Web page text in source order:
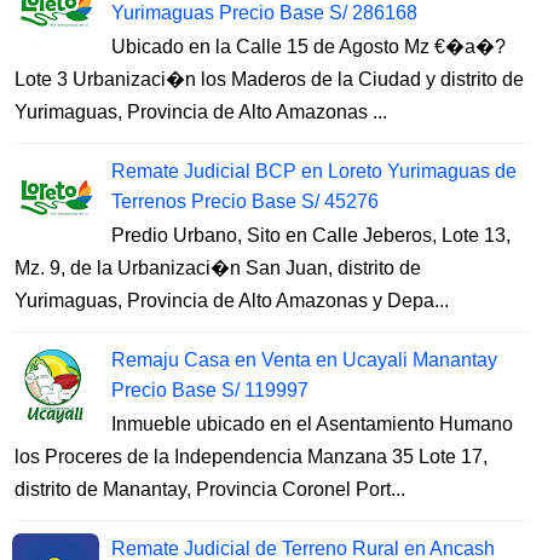
Yurimaguas Precio Base S/ 286168
Ubicado en la Calle 15 de Agosto Mz €�a�?
Lote 3 Urbanizaci�n los Maderos de la Ciudad y distrito de
Yurimaguas, Provincia de Alto Amazonas ...
Remate Judicial BCP en Loreto Yurimaguas de
Terrenos Precio Base S/ 45276
Predio Urbano, Sito en Calle Jeberos, Lote 13,
Mz. 9, de la Urbanizaci�n San Juan, distrito de
Yurimaguas, Provincia de Alto Amazonas y Depa...
Remaju Casa en Venta en Ucayali Manantay
Precio Base S/ 119997
Inmueble ubicado en el Asentamiento Humano
los Proceres de la Independencia Manzana 35 Lote 17,
distrito de Manantay, Provincia Coronel Port...
Remate Judicial de Terreno Rural en Ancash